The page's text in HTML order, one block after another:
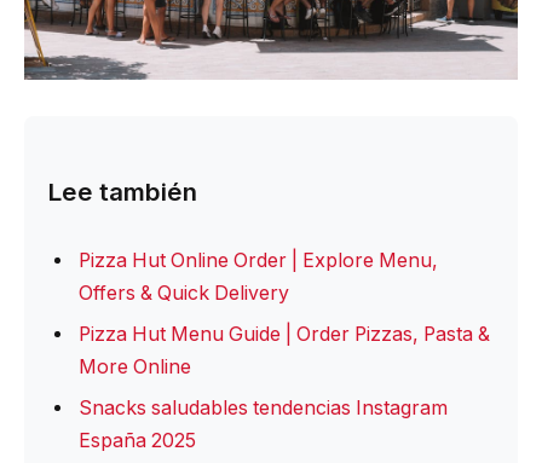
Lee también
Pizza Hut Online Order | Explore Menu,
Offers & Quick Delivery
Pizza Hut Menu Guide | Order Pizzas, Pasta &
More Online
Snacks saludables tendencias Instagram
España 2025